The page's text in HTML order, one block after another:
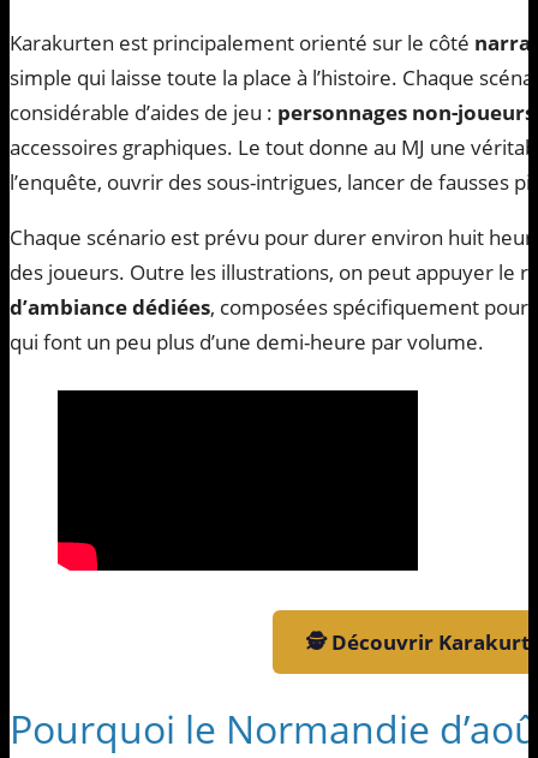
Karakurten est principalement orienté sur le côté
simple qui laisse toute la place à l’histoire. Chaque
considérable d’aides de jeu : personnages non-
accessoires graphiques. Le tout donne au MJ une
l’enquête, ouvrir des sous-intrigues, lancer de fausses
Chaque scénario est prévu pour durer environ huit
des joueurs. Outre les illustrations, on peut appuyer le
d’ambiance dédiées, composées spécifiquement pour
qui font un peu plus d’une demi-heure par volume.
🕵️ Découvrir
Pourquoi le Normandie